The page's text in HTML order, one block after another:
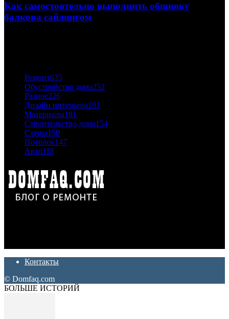
Как самостоятельно выполнить обшивку
балкона сайдингом
Ремонт635
Обустройство дома252
Разное226
Дизайн интерьера191
Материалы181
Строительство дома154
Стены150
Потолок147
Авто118
Контакты
© Domfaq.com
БОЛЬШЕ ИСТОРИЙ